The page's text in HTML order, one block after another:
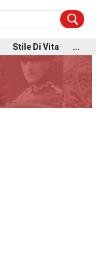
Stile Di Vita
...